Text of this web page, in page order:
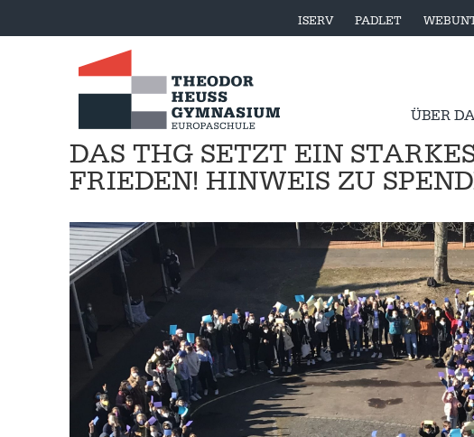
ISERV PADLET
ÜBER
DAS THG SETZT EIN
FRIEDEN! HINWEIS ZU